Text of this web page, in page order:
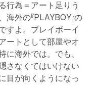
行為＝アート足りう
外の『PLAYBOY』の
すよ。プレイボーイ
ートとして部屋やオ
に海外では。でも、
さなくてはいけない
目が向くようになっ